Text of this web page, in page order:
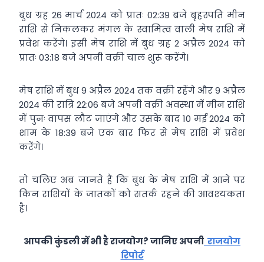
बुध ग्रह 26 मार्च 2024 को प्रातः 02:39 बजे बृहस्पति मीन
राशि से निकलकर मंगल के स्वामित्व वाली मेष राशि में
प्रवेश करेंगे। इसी मेष राशि में बुध ग्रह 2 अप्रैल 2024 को
प्रातः 03:18 बजे अपनी वक्री चाल शुरू करेंगे।
मेष राशि में बुध 9 अप्रैल 2024 तक वक्री रहेंगे और 9 अप्रैल
2024 की रात्रि 22:06 बजे अपनी वक्री अवस्था में मीन राशि
में पुनः वापस लौट जाएंगे और उसके बाद 10 मई 2024 को
शाम के 18:39 बजे एक बार फिर से मेष राशि में प्रवेश
करेंगे।
तो चलिए अब जानते हैं कि बुध के मेष राशि में आने पर
किन राशियों के जातकों को सतर्क रहने की आवश्‍यकता
है।
आपकी कुंडली में भी है राजयोग? जानिए अपनी राजयोग
रिपोर्ट